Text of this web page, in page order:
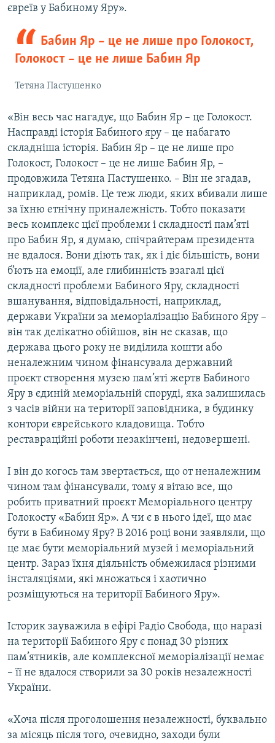
євреїв у Бабиному Яру».
Бабин Яр – це не лише про Голокост,
Голокост – це не лише Бабин Яр
Тетяна Пастушенко
«Він весь час нагадує, що Бабин Яр – це Голокост.
Насправді історія Бабиного яру – це набагато
складніша історія. Бабин Яр – це не лише про
Голокост, Голокост – це не лише Бабин Яр, –
продовжила Тетяна Пастушенко. – Він не згадав,
наприклад, ромів. Це теж люди, яких вбивали лише
за їхню етнічну приналежність. Тобто показати
весь комплекс цієї проблеми і складності пам’яті
про Бабин Яр, я думаю, спічрайтерам президента
не вдалося. Вони діють так, як і діє більшість, вони
б’ють на емоції, але глибинність взагалі цієї
складності проблеми Бабиного Яру, складності
вшанування, відповідальності, наприклад,
держави України за меморіалізацію Бабиного Яру –
він так делікатно обійшов, він не сказав, що
держава цього року не виділила кошти або
неналежним чином фінансувала державний
проєкт створення музею пам’яті жертв Бабиного
Яру в єдиній меморіальній споруді, яка залишилась
з часів війни на території заповідника, в будинку
контори єврейського кладовища. Тобто
реставраційні роботи незакінчені, недовершені.
І він до когось там звертається, що от неналежним
чином там фінансували, тому я вітаю все, що
робить приватний проєкт Меморіального центру
Голокосту «Бабин Яр». А чи є в нього ідеї, що має
бути в Бабиному Яру? В 2016 році вони заявляли, що
це має бути меморіальний музей і меморіальний
центр. Зараз їхня діяльність обмежилася різними
інсталяціями, які множаться і хаотично
розміщуються на території Бабиного Яру».
Історик зауважила в ефірі Радіо Свобода, що наразі
на території Бабиного Яру є понад 30 різних
пам’ятників, але комплексної меморіалізації немає
– її не вдалося створили за 30 років незалежності
України.
«Хоча після проголошення незалежності, буквально
за місяць після того, очевидно, заходи були